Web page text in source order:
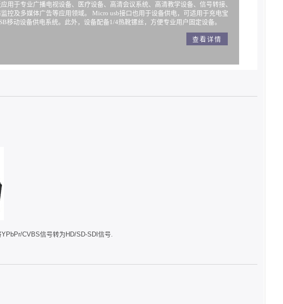
用于专业广播电视设备、医疗设备、高清会议系统、高清教学设备、信号转接、
监控及多媒体广告等应用领域。 Micro usb接口也用于设备供电，可适用于充电宝
移动设备供电系统。此外，设备配备1/4热靴镙丝，方便专业用户固定设备。
查看详情
CVBS信号转为HD/SD-SDI信号.